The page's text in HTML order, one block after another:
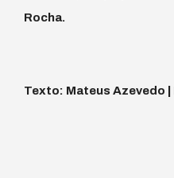
Rocha.
Texto: Mateus Azevedo